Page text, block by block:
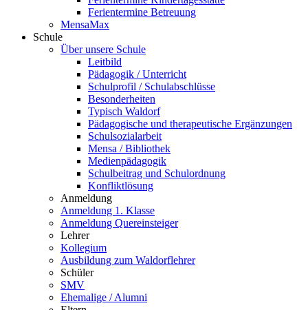
Ferientermine Betreuung
MensaMax
Schule
Über unsere Schule
Leitbild
Pädagogik / Unterricht
Schulprofil / Schulabschlüsse
Besonderheiten
Typisch Waldorf
Pädagogische und therapeutische Ergänzungen
Schulsozialarbeit
Mensa / Bibliothek
Medienpädagogik
Schulbeitrag und Schulordnung
Konfliktlösung
Anmeldung
Anmeldung 1. Klasse
Anmeldung Quereinsteiger
Lehrer
Kollegium
Ausbildung zum Waldorflehrer
Schüler
SMV
Ehemalige / Alumni